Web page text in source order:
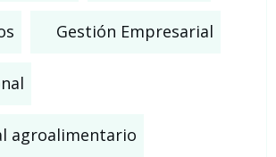
Gestión Empresarial
agroalimentario